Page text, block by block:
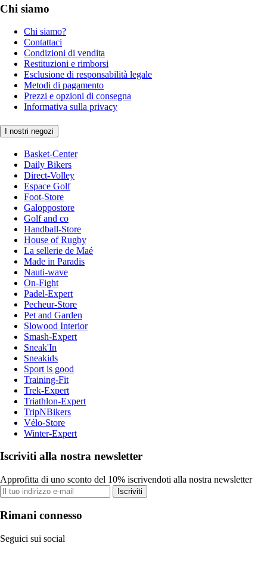
Chi siamo
Chi siamo?
Contattaci
Condizioni di vendita
Restituzioni e rimborsi
Esclusione di responsabilità legale
Metodi di pagamento
Prezzi e opzioni di consegna
Informativa sulla privacy
I nostri negozi
Basket-Center
Daily Bikers
Direct-Volley
Espace Golf
Foot-Store
Galoppostore
Golf and co
Handball-Store
House of Rugby
La sellerie de Maé
Made in Paradis
Nauti-wave
On-Fight
Padel-Expert
Pecheur-Store
Pet and Garden
Slowood Interior
Smash-Expert
Sneak'In
Sneakids
Sport is good
Training-Fit
Trek-Expert
Triathlon-Expert
TripNBikers
Vélo-Store
Winter-Expert
Iscriviti alla nostra newsletter
Approfitta di uno sconto del 10% iscrivendoti alla nostra newsletter
Iscriviti
Rimani connesso
Seguici sui social